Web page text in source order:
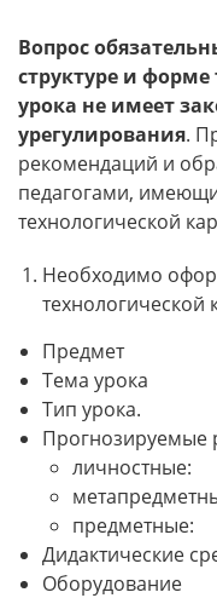
Вопрос
структуре и
урока не имеет
урегулирования.
рекомендаций и
педагогами,
технологической
Необходимо
технологической
Предмет
Тема урока
Тип урока.
Прогнозируемые
личностные:
предметные:
Дидактические
Оборудование